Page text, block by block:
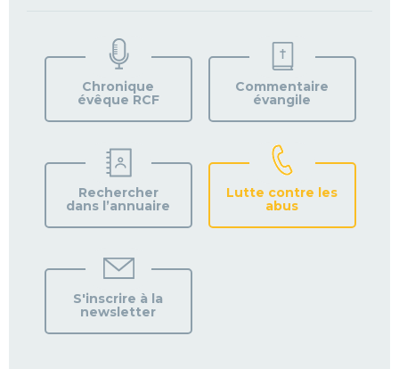
VOTRE
PAROISSE
Chronique
évêque RCF
Commentaire
évangile
Rechercher
dans l’annuaire
Lutte contre les
abus
S'inscrire à la
newsletter